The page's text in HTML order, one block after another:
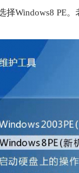
Windows8 PE